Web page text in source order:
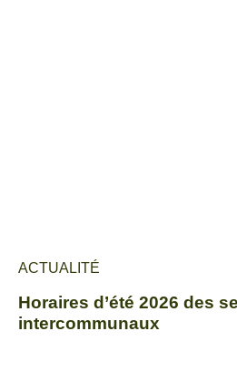
ACTUALITÉ
Horaires d’été 2026 des
intercommunaux